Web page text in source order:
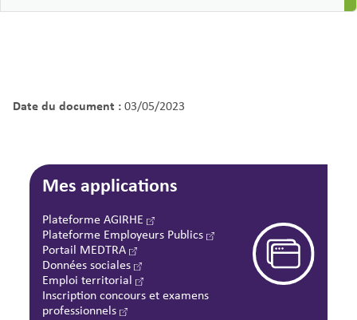
Date du document :03/05/2023
Mes applications
Plateforme AGIRHE
Plateforme Employeurs Publics
Portail MEDTRA
Données sociales
Emploi territorial
Inscription concours et examens
professionnels